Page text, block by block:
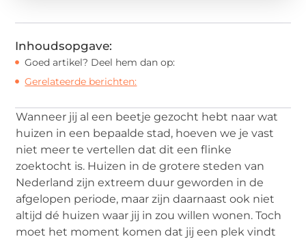
Inhoudsopgave:
Goed artikel? Deel hem dan op:
Gerelateerde berichten:
Wanneer jij al een beetje gezocht hebt naar wat
huizen in een bepaalde stad, hoeven we je vast
niet meer te vertellen dat dit een flinke
zoektocht is. Huizen in de grotere steden van
Nederland zijn extreem duur geworden in de
afgelopen periode, maar zijn daarnaast ook niet
altijd dé huizen waar jij in zou willen wonen. Toch
moet het moment komen dat jij een plek vindt